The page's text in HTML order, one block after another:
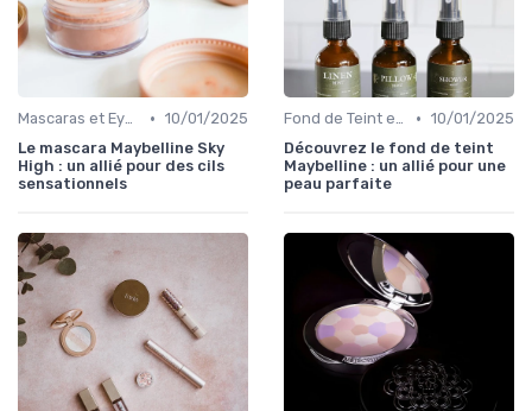
Mascaras et Eyeliners • 10/01/2025
Le mascara Maybelline Sky
High : un allié pour des cils
sensationnels
Fond de Teint et Correcteurs • 10/01/2025
Découvrez le fond de teint
Maybelline : un allié pour une
peau parfaite